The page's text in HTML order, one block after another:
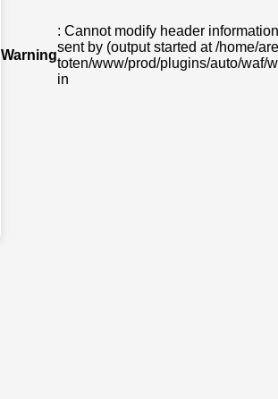
Warning
: Cannot modify header
sent by (output started at /home/
toten/www/prod/plugins/auto/waf/
in